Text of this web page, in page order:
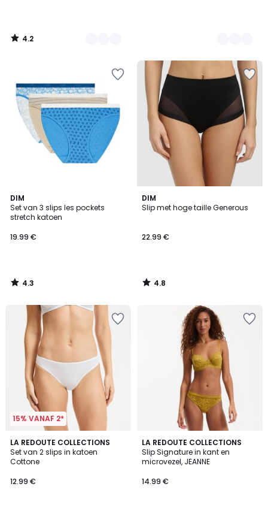
4.2
/
DIM
Set van 3 slips les pockets
stretch katoen
19.99 €
4.3
/ 5
4.3
/
DIM
Slip met hoge taille Generous
22.99 €
4.8
/ 5
4.8
/
15% VANAF 2*
LA REDOUTE COLLECTIONS
Set van 2 slips in katoen
Cottone
12.99 €
4.6
/ 5
3
Kleuren
LA REDOUTE COLLECTIONS
Slip Signature in kant en
microvezel, JEANNE
14.99 €
4.8
/ 5